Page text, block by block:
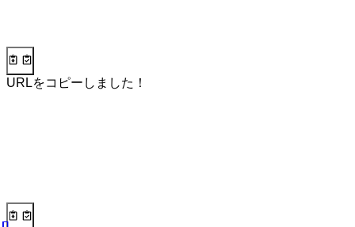
URLをコピーしました！